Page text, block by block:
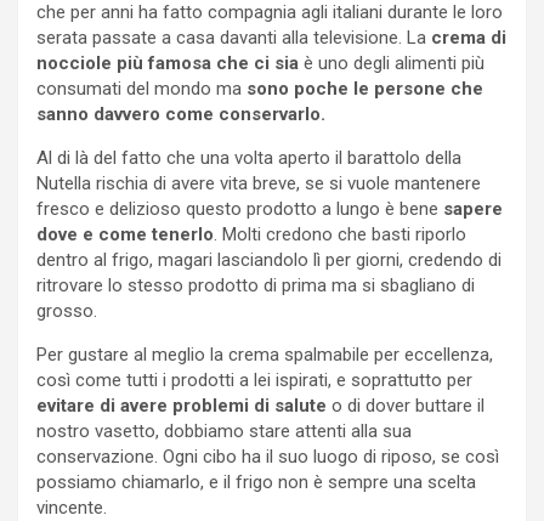
che per anni ha fatto compagnia agli italiani durante le loro
serata passate a casa davanti alla televisione. La crema di
nocciole più famosa che ci sia è uno degli alimenti più
consumati del mondo ma sono poche le persone che
sanno davvero come conservarlo.
Al di là del fatto che una volta aperto il barattolo della
Nutella rischia di avere vita breve, se si vuole mantenere
fresco e delizioso questo prodotto a lungo è bene sapere
dove e come tenerlo. Molti credono che basti riporlo
dentro al frigo, magari lasciandolo lì per giorni, credendo di
ritrovare lo stesso prodotto di prima ma si sbagliano di
grosso.
Per gustare al meglio la crema spalmabile per eccellenza,
così come tutti i prodotti a lei ispirati, e soprattutto per
evitare di avere problemi di salute o di dover buttare il
nostro vasetto, dobbiamo stare attenti alla sua
conservazione. Ogni cibo ha il suo luogo di riposo, se così
possiamo chiamarlo, e il frigo non è sempre una scelta
vincente.